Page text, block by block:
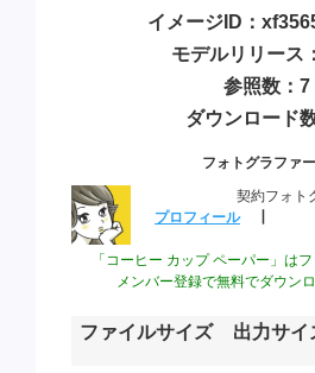
イメージID：
モデルリリース
参照数：7
ダウンロード
フォトグラファー
契約フォト
プロフィール
「コーヒー カップ ペーパー」は
メンバー登録で無料でダウン
ファイルサイズ 出力サイ